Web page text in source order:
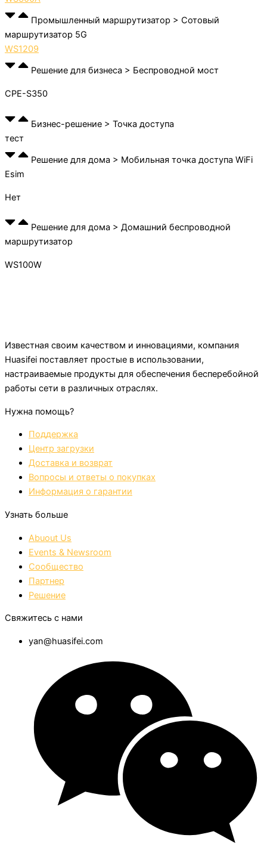
Промышленный маршрутизатор > Сотовый
маршрутизатор 5G
WS1209
Решение для бизнеса > Беспроводной мост
CPE-S350
Бизнес-решение > Точка доступа
тест
Решение для дома > Мобильная точка доступа WiFi
Esim
Нет
Решение для дома > Домашний беспроводной
маршрутизатор
WS100W
Известная своим качеством и инновациями, компания
Huasifei поставляет простые в использовании,
настраиваемые продукты для обеспечения бесперебойной
работы сети в различных отраслях.
Нужна помощь?
Поддержка
Центр загрузки
Доставка и возврат
Вопросы и ответы о покупках
Информация о гарантии
Узнать больше
Abuout Us
Events & Newsroom
Сообщество
Партнер
Решение
Свяжитесь с нами
yan@huasifei.com